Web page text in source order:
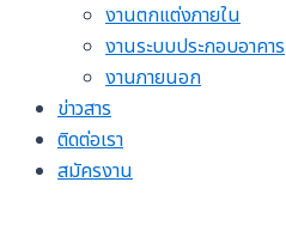
งานตกแต่งภายใน
งานระบบประกอบอาคาร
งานภายนอก
ข่าวสาร
ติดต่อเรา
สมัครงาน